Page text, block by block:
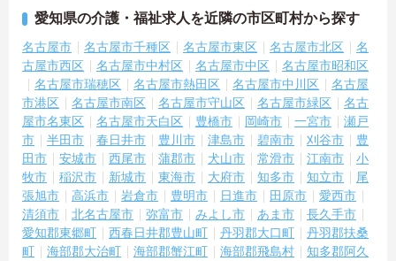
愛知県の介護・福祉求人を近隣の市区町村から探す
名古屋市 名古屋市千種区 名古屋市東区 名古屋市北区
名
古屋市西区
名古屋市中村区 名古屋市中区
名古屋市昭和区
名古屋市瑞穂区
名古屋市熱田区 名古屋市中川区
名古屋
市港区
名古屋市南区 名古屋市守山区 名古屋市緑区
名古
屋市名東区
名古屋市天白区 豊橋市 岡崎市 一宮市
瀬戸
市
半田市 春日井市 豊川市 津島市 碧南市 刈谷市
豊
田市
安城市 西尾市 蒲郡市 犬山市 常滑市 江南市
小
牧市
稲沢市 新城市 東海市 大府市 知多市 知立市
尾
張旭市
高浜市 岩倉市 豊明市 日進市 田原市
愛西市
清須市
北名古屋市 弥富市 みよし市 あま市
長久手市
愛知郡東郷町
西春日井郡豊山町 丹羽郡大口町
丹羽郡扶桑
町
海部郡大治町 海部郡蟹江町 海部郡飛島村
知多郡阿久